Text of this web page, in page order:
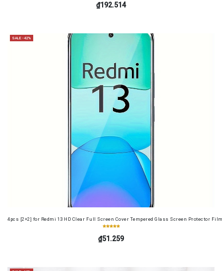
₫192.514
SALE -42%
4pcs [2+2] for Redmi 13 HD Clear Full Screen Cover Tempered Glass Screen Protector
₫51.259